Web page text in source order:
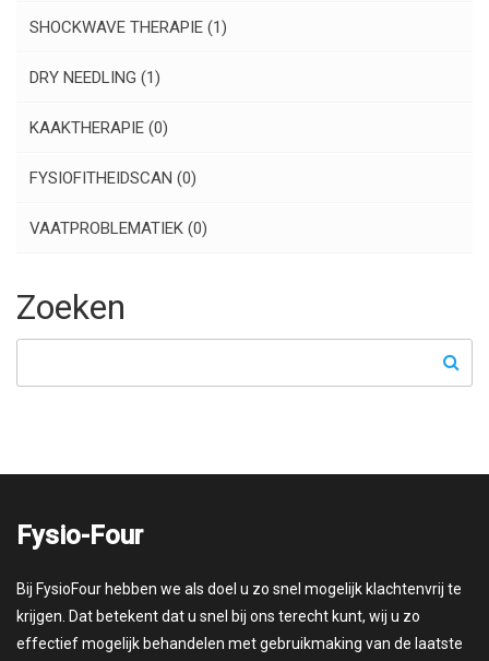
SHOCKWAVE THERAPIE (1)
DRY NEEDLING (1)
KAAKTHERAPIE (0)
FYSIOFITHEIDSCAN (0)
VAATPROBLEMATIEK (0)
Zoeken
Fysio-Four
Bij FysioFour hebben we als doel u zo snel mogelijk klachtenvrij te
krijgen. Dat betekent dat u snel bij ons terecht kunt, wij u zo
effectief mogelijk behandelen met gebruikmaking van de laatste